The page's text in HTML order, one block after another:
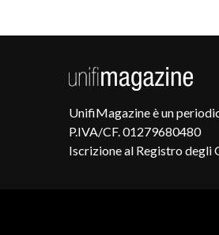
UnifiMagazine è un
P.IVA/CF. 01279680480
Iscrizione al Registro degli